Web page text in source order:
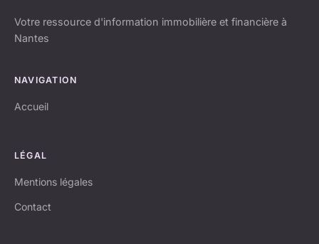
Votre ressource d'information immobilière et financière à
Nantes
NAVIGATION
Accueil
LÉGAL
Mentions légales
Contact